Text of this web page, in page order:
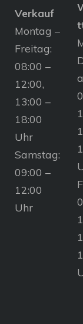
Verkauf
Montag –
Freitag:
08:00 –
12:00,
13:00 –
18:00
Uhr
Samstag:
09:00 –
12:00
Uhr